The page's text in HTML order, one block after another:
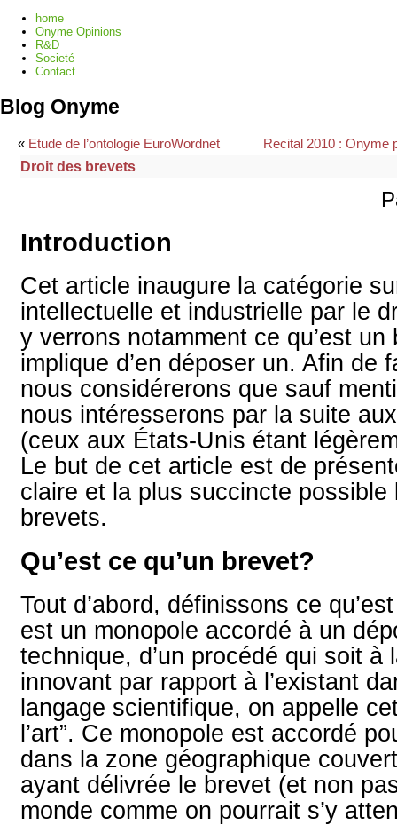
home
Onyme Opinions
R&D
Societé
Contact
Blog Onyme
« Etude de l’ontologie EuroWordnet
Recital 2010 : Onyme
Droit des brevets
Introduction
Cet article inaugure la catégorie
intellectuelle et industrielle par le
y verrons notamment ce qu’est
implique d’en déposer un. Afin de
nous considérerons que sauf
nous intéresserons par la suite
(ceux aux États-Unis étant
Le but de cet article est de
claire et la plus succincte possible
brevets.
Qu’est ce qu’un brevet?
Tout d’abord, définissons ce
est un monopole accordé à un
technique, d’un procédé qui soit à
innovant par rapport à l’existant
langage scientifique, on appelle
l’art”. Ce monopole est accordé
dans la zone géographique
ayant délivrée le brevet (et non
monde comme on pourrait s’y